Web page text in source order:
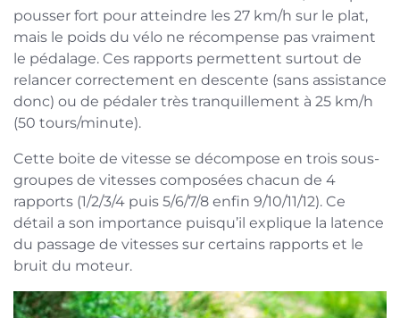
pousser fort pour atteindre les 27 km/h sur le plat,
mais le poids du vélo ne récompense pas vraiment
le pédalage. Ces rapports permettent surtout de
relancer correctement en descente (sans assistance
donc) ou de pédaler très tranquillement à 25 km/h
(50 tours/minute).
Cette boite de vitesse se décompose en trois sous-
groupes de vitesses composées chacun de 4
rapports (1/2/3/4 puis 5/6/7/8 enfin 9/10/11/12). Ce
détail a son importance puisqu’il explique la latence
du passage de vitesses sur certains rapports et le
bruit du moteur.